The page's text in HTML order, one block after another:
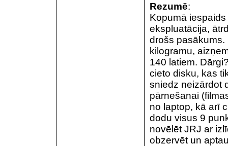
Rezumē:
Kopumā
ekspluatācija,
drošs pasākums.
kilogramu,
140 latiem.
cieto disku, kas
sniedz neizārdot
pārnešanai
no laptop, kā arī
dodu visus 9
novēlēt JRJ ar
obzervēt un